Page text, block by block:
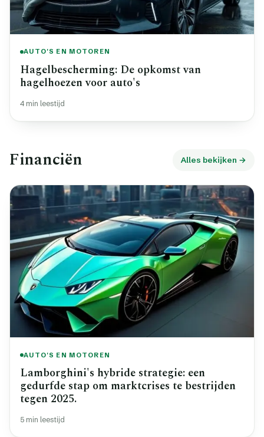
AUTO'S EN MOTOREN
Hagelbescherming: De opkomst van
hagelhoezen voor auto's
4 min leestijd
Financiën Alles bekijken →
AUTO'S EN MOTOREN
Lamborghini's hybride strategie: een
gedurfde stap om marktcrises te bestrijden
tegen 2025.
5 min leestijd